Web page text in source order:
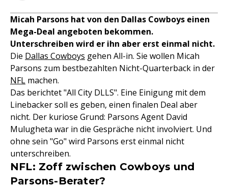
Micah Parsons hat von den Dallas Cowboys einen
Mega-Deal angeboten bekommen.
Unterschreiben wird er ihn aber erst einmal nicht.
Die Dallas Cowboys gehen All-in. Sie wollen Micah
Parsons zum bestbezahlten Nicht-Quarterback in der
NFL machen.
Das berichtet "All City DLLS". Eine Einigung mit dem
Linebacker soll es geben, einen finalen Deal aber
nicht. Der kuriose Grund: Parsons Agent David
Mulugheta war in die Gespräche nicht involviert. Und
ohne sein "Go" wird Parsons erst einmal nicht
unterschreiben.
NFL: Zoff zwischen Cowboys und
Parsons-Berater?